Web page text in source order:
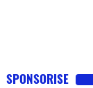
SPONSORISE